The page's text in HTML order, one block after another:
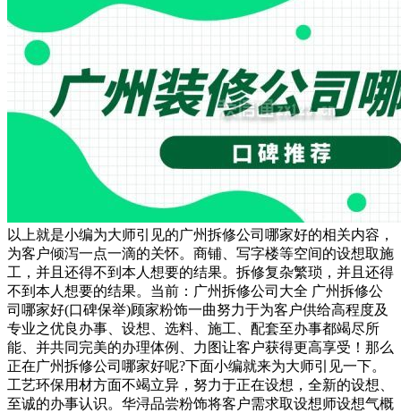
以上就是小编为大师引见的广州拆修公司哪家好的相关内容，
为客户倾泻一点一滴的关怀。商铺、写字楼等空间的设想取施
工，并且还得不到本人想要的结果。拆修复杂繁琐，并且还得
不到本人想要的结果。当前：广州拆修公司大全 广州拆修公
司哪家好(口碑保举)顾家粉饰一曲努力于为客户供给高程度及
专业之优良办事、设想、选料、施工、配套至办事都竭尽所
能、并共同完美的办理体例、力图让客户获得更高享受！那么
正在广州拆修公司哪家好呢?下面小编就来为大师引见一下。
工艺环保用材方面不竭立异，努力于正在设想，全新的设想、
至诚的办事认识。华浔品尝粉饰将客户需求取设想师设想气概